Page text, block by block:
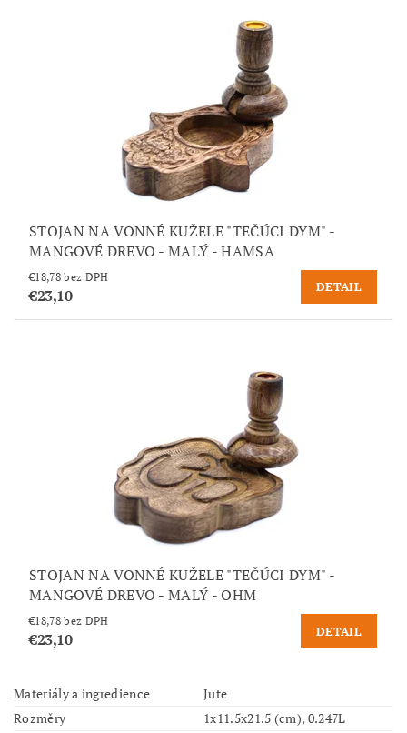
STOJAN NA VONNÉ KUŽELE "TEČÚCI DYM" -
MANGOVÉ DREVO - MALÝ - HAMSA
€18,78 bez DPH
€23,10 DETAIL
STOJAN NA VONNÉ KUŽELE "TEČÚCI DYM" -
MANGOVÉ DREVO - MALÝ - OHM
€18,78 bez DPH
€23,10 DETAIL
Materiály a ingredience
Jute
Rozměry
1x11.5x21.5 (cm), 0.247L